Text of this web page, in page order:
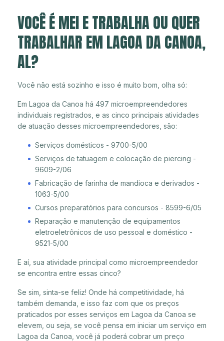
VOCÊ É MEI E TRABALHA OU QUER
TRABALHAR EM LAGOA DA CANOA,
AL?
Você não está sozinho e isso é muito bom, olha só:
Em Lagoa da Canoa há 497 microempreendedores
individuais registrados, e as cinco principais atividades
de atuação desses microempreendedores, são:
Serviços domésticos - 9700-5/00
Serviços de tatuagem e colocação de piercing -
9609-2/06
Fabricação de farinha de mandioca e derivados -
1063-5/00
Cursos preparatórios para concursos - 8599-6/05
Reparação e manutenção de equipamentos
eletroeletrônicos de uso pessoal e doméstico -
9521-5/00
E aí, sua atividade principal como microempreendedor
se encontra entre essas cinco?
Se sim, sinta-se feliz! Onde há competitividade, há
também demanda, e isso faz com que os preços
praticados por esses serviços em Lagoa da Canoa se
elevem, ou seja, se você pensa em iniciar um serviço em
Lagoa da Canoa, você já poderá cobrar um preço